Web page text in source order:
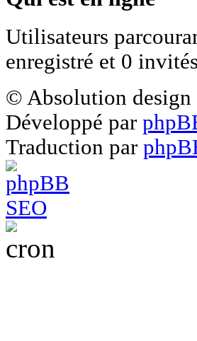
Utilisateurs
enregistré et 0 invités
© Absolution design
Développé par
Traduction par